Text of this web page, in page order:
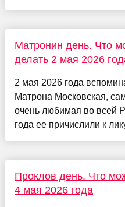
Матронин день. Что
делать 2 мая 2026
2 мая 2026 года
Матрона Московская,
очень любимая во всей
года ее причислили к
Проклов день. Что
4 мая 2026 года